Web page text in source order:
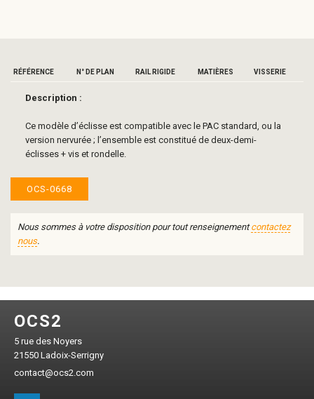
RÉFÉRENCE N° DE PLAN RAIL RIGIDE MATIÈRES VISSERIE
Description :
Ce modèle d’éclisse est compatible avec le PAC standard, ou la
version nervurée ; l’ensemble est constitué de deux-demi-
éclisses + vis et rondelle.
OCS-0668
Nous sommes à votre disposition pour tout renseignementcontactez
nous.
OCS2
5 rue des Noyers
21550 Ladoix-Serrigny
contact@ocs2.com